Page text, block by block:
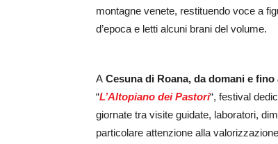
montagne venete, restituendo voce a
d’epoca e letti alcuni brani del volume.
A Cesuna di Roana, da domani e
“L’Altopiano dei Pastori“, festival
giornate tra visite guidate, laboratori,
particolare attenzione alla